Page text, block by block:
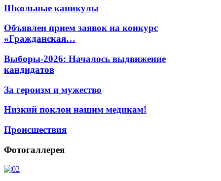
Школьные каникулы
Объявлен прием заявок на конкурс
«Гражданская…
Выборы-2026: Началось выдвижение
кандидатов
За героизм и мужество
Низкий поклон нашим медикам!
Происшествия
Фотогаллерея